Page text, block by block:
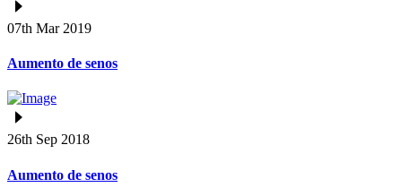
07th Mar 2019
Aumento de senos
26th Sep 2018
Aumento de senos